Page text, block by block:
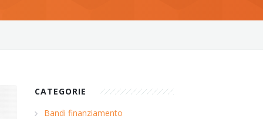
CATEGORIE
Bandi finanziamento